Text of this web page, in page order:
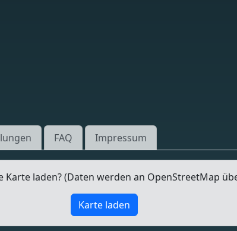
FAQ Impressum
Karte laden? (Daten werden an OpenStreetMap
Karte laden